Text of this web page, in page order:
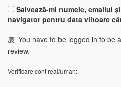
Salvează-mi numele, emailul
navigator pentru data viitoare
You have to be logged in to be
review.
Verificare cont real/uman: